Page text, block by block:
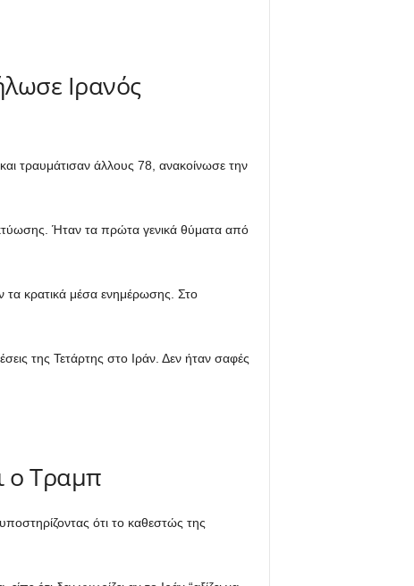
Ιρανός
τραυμάτισαν άλλους 78, ανακοίνωσε την
Ήταν τα πρώτα γενικά θύματα από
τα κρατικά μέσα ενημέρωσης. Στο
της Τετάρτης στο Ιράν. Δεν ήταν σαφές
ο Τραμπ
ότι το καθεστώς της